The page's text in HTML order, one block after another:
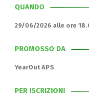
QUANDO
29/06/2026 alle ore
PROMOSSO DA
YearOut APS
PER ISCRIZIONI